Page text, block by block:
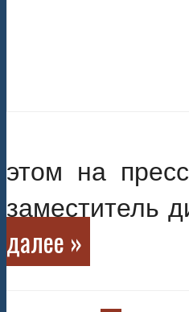
этом на
заместитель
далее »